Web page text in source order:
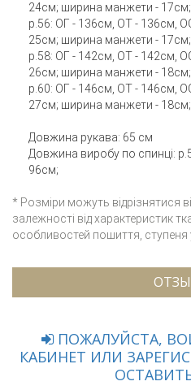
24см; ширина манжети -
р.56: ОГ - 136см, ОТ - 136см,
25см; ширина манжети -
р.58: ОГ - 142см, ОТ - 142см,
26см; ширина манжети -
р.60: ОГ - 146см, ОТ - 146см,
27см; ширина манжети -
Довжина рукава: 65 см
Довжина виробу по спинці:
96см;
* Розміри можуть відрізнятися
залежності від характеристик
особливостей пошиття, ступеня
ПОЖАЛУЙСТА,
КАБИНЕТ ИЛИ